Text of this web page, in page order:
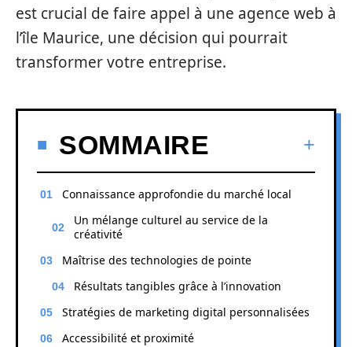
est crucial de faire appel à une agence web à
l’île Maurice, une décision qui pourrait
transformer votre entreprise.
SOMMAIRE
Connaissance approfondie du marché local
Un mélange culturel au service de la
créativité
Maîtrise des technologies de pointe
Résultats tangibles grâce à l’innovation
Stratégies de marketing digital personnalisées
Accessibilité et proximité